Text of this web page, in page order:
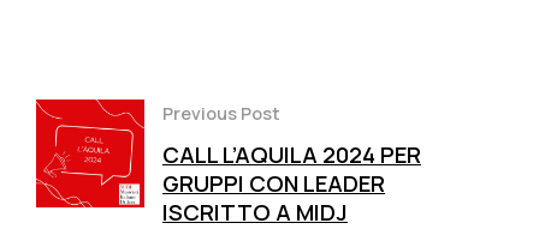
Previous Post
CALL L’AQUILA 2024 PER
GRUPPI CON LEADER
ISCRITTO A MIDJ